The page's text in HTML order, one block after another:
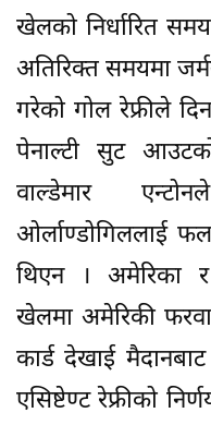
खेलको निर्धारित
अतिरिक्त समयमा
गरेको गोल रेफ्रीले
पेनाल्टी सुट
वाल्डेमार
ओर्लाण्डोगिललाई
थिएन । अमेरिका र
खेलमा अमेरिकी
कार्ड देखाई
एसिष्टेण्ट रेफ्रीको